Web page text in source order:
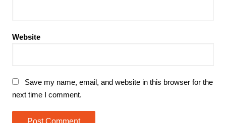
Website
Save my name, email, and website in this browser for the
next time I comment.